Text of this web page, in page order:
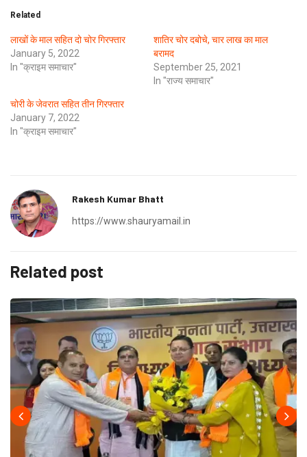
Related
लाखों के माल सहित दो चोर गिरफ्तार
January 5, 2022
In "क्राइम समाचार"
शातिर चोर दबोचे, चार लाख का माल
बरामद
September 25, 2021
In "राज्य समाचार"
चोरी के जेवरात सहित तीन गिरफ्तार
January 7, 2022
In "क्राइम समाचार"
Rakesh Kumar Bhatt
https://www.shauryamail.in
Related post